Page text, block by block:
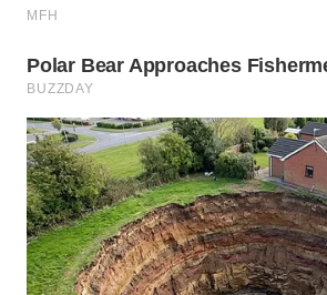
BOGOR
WN
DEPOK
WN
TAPANULI
UTARA